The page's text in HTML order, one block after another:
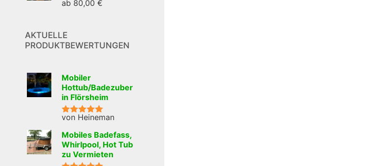
ab 80,00€
AKTUELLE
PRODUKTBEWERTUNGEN
Mobiler
Hottub/Badezuber
in Flörsheim
Bewertet mit
von Heineman
Mobiles Badefass,
Whirlpool, Hot Tub
zu Vermieten